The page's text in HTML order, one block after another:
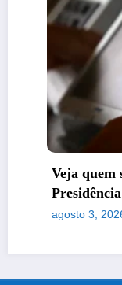
Veja quem são
Presidência da
agosto 3, 2026